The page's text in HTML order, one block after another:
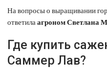
На вопросы о выращивании
ответила агроном Светлана
Где купить
Саммер Лав?